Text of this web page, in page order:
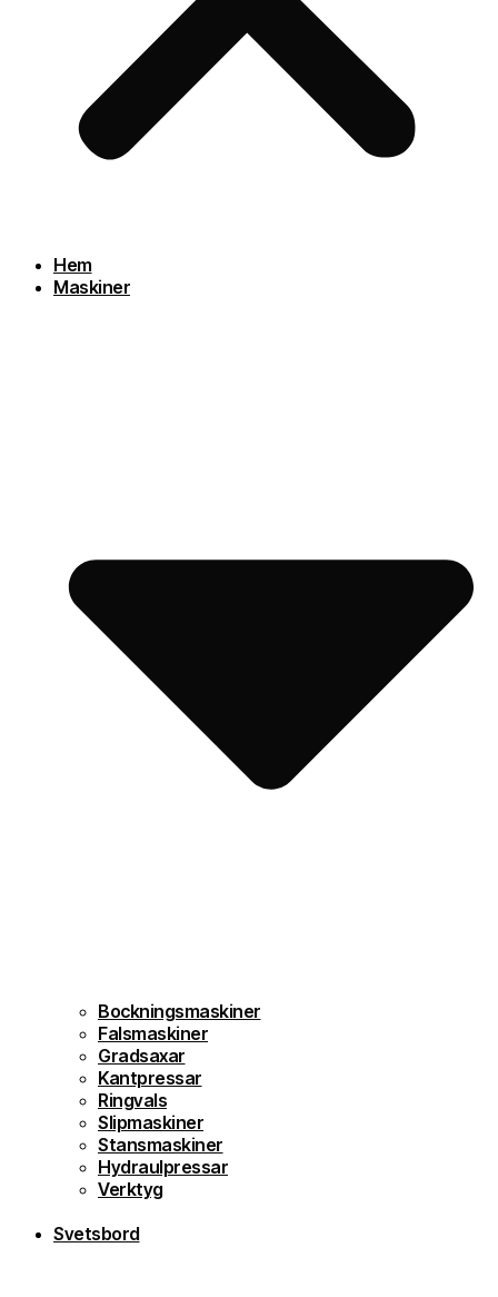
Hem
Maskiner
Bockningsmaskiner
Falsmaskiner
Gradsaxar
Kantpressar
Ringvals
Slipmaskiner
Stansmaskiner
Hydraulpressar
Verktyg
Svetsbord